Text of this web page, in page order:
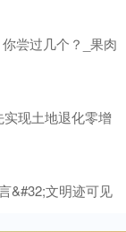
尝过几个？_果肉
现土地退化零增
&#32;文明迹可见